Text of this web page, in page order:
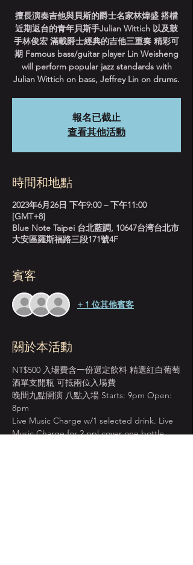
擅長演奏吉他與貝斯的爵士名家林煒盛 搭檔
近期返台的青年貝斯手Julian Wittich 以及鼓
手林俊宏 滿載爵士經典的吉他三重奏 精彩可
期 Famous bass/guitar player Lin Weisheng
will perform popular jazz standards with
Julian Wittich on bass, Jeffrey Lin on drums.
報名已截止
查看其他活動
時間和地點
2023年6月26日 下午9:00 – 下午11:00
[GMT+8]
Blue Note Taipei 台北藍調, 10647台湾台北市
大安區羅斯福路三段171號4F
賓客
+ 1 位其他賓客
關於本活動
NT$500 入場費含一份選定飲料 精選紅白葡萄
酒單支開瓶 可抵兩位入場費
晚間九點開演 八點入場 Starts: 9pm Open:
8pm
Live Music Charge w/1 selected drink. Live
Music Charge for 2 ppl cover one bottle